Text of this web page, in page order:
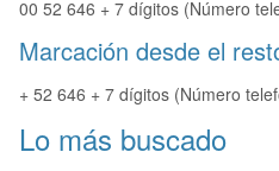
00 52 646 + 7 dígitos (Número
Marcación desde el
+ 52 646 + 7 dígitos (Número
Lo más buscado